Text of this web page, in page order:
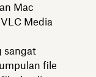
Mac
Media
sangat
file